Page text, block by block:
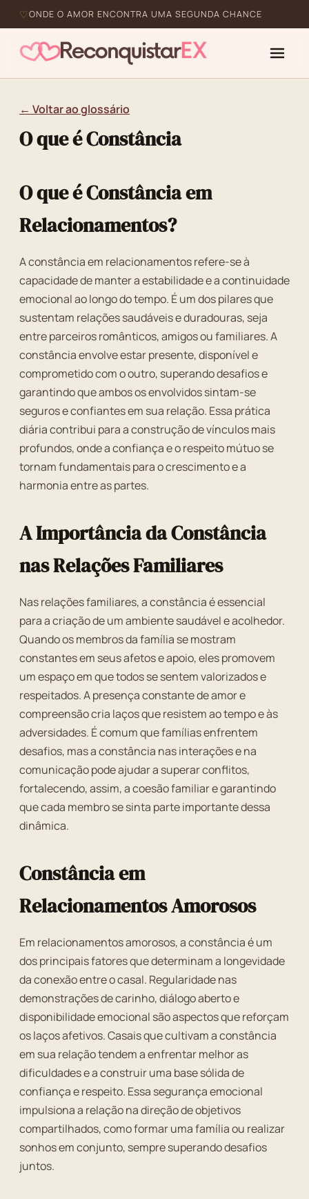
ONDE O AMOR ENCONTRA UMA SEGUNDA CHANCE
← Voltar ao glossário
O que é Constância
O que é Constância em
Relacionamentos?
A constância em relacionamentos refere-se à
capacidade de manter a estabilidade e a continuidade
emocional ao longo do tempo. É um dos pilares que
sustentam relações saudáveis e duradouras, seja
entre parceiros românticos, amigos ou familiares. A
constância envolve estar presente, disponível e
comprometido com o outro, superando desafios e
garantindo que ambos os envolvidos sintam-se
seguros e confiantes em sua relação. Essa prática
diária contribui para a construção de vínculos mais
profundos, onde a confiança e o respeito mútuo se
tornam fundamentais para o crescimento e a
harmonia entre as partes.
A Importância da Constância
nas Relações Familiares
Nas relações familiares, a constância é essencial
para a criação de um ambiente saudável e acolhedor.
Quando os membros da família se mostram
constantes em seus afetos e apoio, eles promovem
um espaço em que todos se sentem valorizados e
respeitados. A presença constante de amor e
compreensão cria laços que resistem ao tempo e às
adversidades. É comum que famílias enfrentem
desafios, mas a constância nas interações e na
comunicação pode ajudar a superar conflitos,
fortalecendo, assim, a coesão familiar e garantindo
que cada membro se sinta parte importante dessa
dinâmica.
Constância em
Relacionamentos Amorosos
Em relacionamentos amorosos, a constância é um
dos principais fatores que determinam a longevidade
da conexão entre o casal. Regularidade nas
demonstrações de carinho, diálogo aberto e
disponibilidade emocional são aspectos que reforçam
os laços afetivos. Casais que cultivam a constância
em sua relação tendem a enfrentar melhor as
dificuldades e a construir uma base sólida de
confiança e respeito. Essa segurança emocional
impulsiona a relação na direção de objetivos
compartilhados, como formar uma família ou realizar
sonhos em conjunto, sempre superando desafios
juntos.